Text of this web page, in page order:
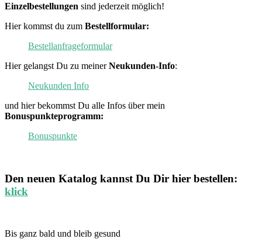
Einzelbestellungen sind jederzeit möglich!
Hier kommst du zum Bestellformular:
Bestellanfrageformular
Hier gelangst Du zu meinerNeukunden-Info:
Neukunden Info
und hier bekommst Du alle Infos über mein
Bonuspunkteprogramm:
Bonuspunkte
Den neuen Katalog kannst Du Dir hier bestellen:
klick
Bis ganz bald und bleib gesund